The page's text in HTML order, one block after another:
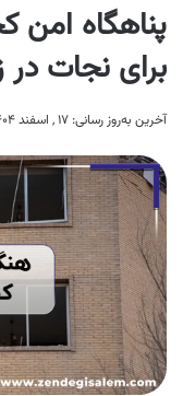
برای نجات در
آخرین به‌روز رسانی: ۱۷ , اسفند ۱۴۰۴